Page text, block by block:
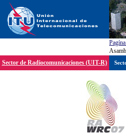
Sector de Radiocomunicaciones (UIT-R)